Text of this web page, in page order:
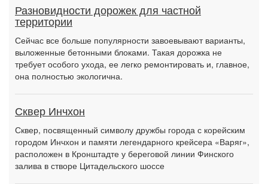
Разновидности дорожек для частной
территории
Сейчас все больше популярности завоевывают варианты,
выложенные бетонными блоками. Такая дорожка не
требует особого ухода, ее легко ремонтировать и, главное,
она полностью экологична.
Сквер Инчхон
Сквер, посвященный символу дружбы города с корейским
городом Инчхон и памяти легендарного крейсера «Варяг»,
расположен в Кронштадте у береговой линии Финского
залива в створе Цитадельского шоссе